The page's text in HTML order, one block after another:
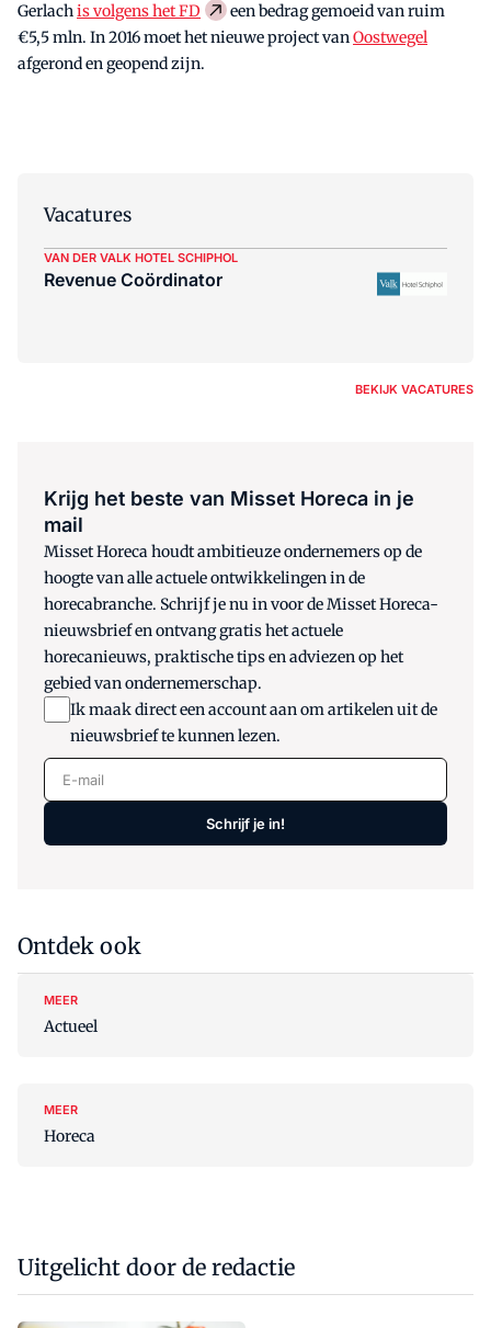
Gerlachis volgens het FD
een bedrag gemoeid van ruim
€5,5 mln. In 2016 moet het nieuwe project vanOostwegel
afgerond en geopend zijn.
Vacatures
VAN DER VALK HOTEL SCHIPHOL
Revenue Coördinator
BEKIJK VACATURES
Krijg het beste van Misset Horeca in je
mail
Misset Horeca houdt ambitieuze ondernemers op de
hoogte van alle actuele ontwikkelingen in de
horecabranche. Schrijf je nu in voor de Misset Horeca-
nieuwsbrief en ontvang gratis het actuele
horecanieuws, praktische tips en adviezen op het
gebied van ondernemerschap.
Ik maak direct een account aan om artikelen uit de
nieuwsbrief te kunnen lezen.
E-mail
Schrijf je in!
Ontdek ook
MEER
Actueel
MEER
Horeca
Uitgelicht door de redactie